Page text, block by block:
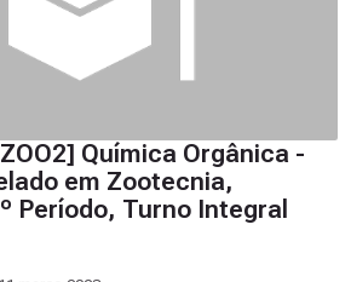
Química Orgânica -
em Zootecnia,
Período, Turno Integral